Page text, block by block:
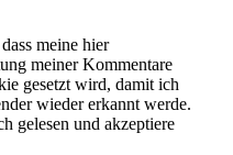
meine hier
meiner Kommentare
gesetzt wird, damit ich
wieder erkannt werde.
gelesen und akzeptiere